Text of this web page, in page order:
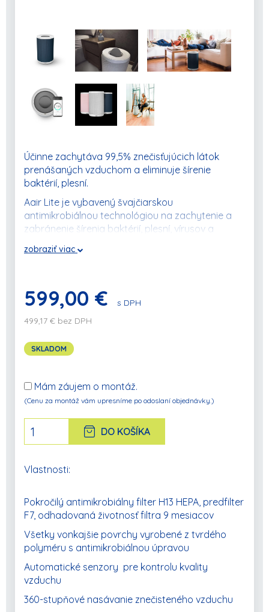
Účinne zachytáva 99,5% znečisťujúcich látok
prenášaných vzduchom a eliminuje šírenie
baktérií, plesní.
Aair Lite je vybavený švajčiarskou
antimikrobiálnou technológiou na zachytenie a
zabránenie šírenia baktérií, plesní, vírusov a
Ovládanie WiFi a monitorovanie kvality vzduchu
priamo z vášho telefónu alebo tabletu.
Patentovaný softvér zabudovaný do každého
zariadenia Aeris ponúka úplný prehľad o vašej
kvality ovzdušia z ktoréhokoľvek miesta na svete
pomocou bezplatnej aplikácie Aeris.
Aair prispôsobiť sa vášmu správaniu a situáciám
a automaticky upraviť jej nastavenia (napr. Tichý
Všetky čističe vzduchu Aeris boli prísne
strán, vrátane testu AHAM AC-1, testovania na
koronavírusy a ďalších.
zobraziť viac
599,00 €
s DPH
499,17 € bez DPH
SKLADOM
Mám záujem o montáž.
(Cenu za montáž vám upresníme po odoslaní objednávky.)
DO KOŠÍKA
Vlastnosti:
Pokročilý antimikrobiálny filter H13 HEPA, predfilter
F7, odhadovaná životnosť filtra 9 mesiacov
Všetky vonkajšie povrchy vyrobené z tvrdého
polyméru s antimikrobiálnou úpravou
Automatické senzory pre kontrolu kvality
vzduchu
360-stupňové nasávanie znečisteného vzduchu